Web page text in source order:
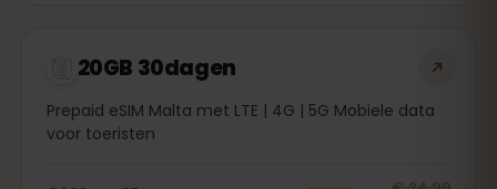
20GB 30dagen
Prepaid eSIM Malta met LTE | 4G | 5G Mobiele data
voor toeristen